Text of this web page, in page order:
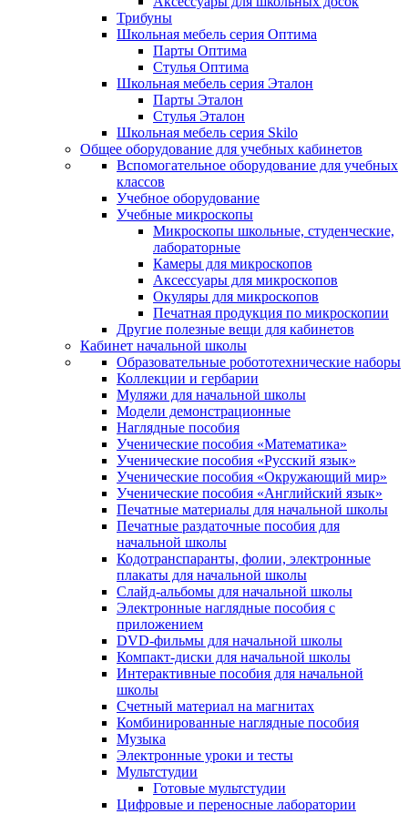
Трибуны
Школьная мебель серия Оптима
Парты Оптима
Стулья Оптима
Школьная мебель серия Эталон
Парты Эталон
Стулья Эталон
Школьная мебель серия Skilo
Общее оборудование для учебных кабинетов
Вспомогательное оборудование для учебных
классов
Учебное оборудование
Учебные микроскопы
Микроскопы школьные, студенческие,
лабораторные
Камеры для микроскопов
Аксессуары для микроскопов
Окуляры для микроскопов
Печатная продукция по микроскопии
Другие полезные вещи для кабинетов
Кабинет начальной школы
Образовательные робототехнические наборы
Коллекции и гербарии
Муляжи для начальной школы
Модели демонстрационные
Наглядные пособия
Ученические пособия «Математика»
Ученические пособия «Русский язык»
Ученические пособия «Окружающий мир»
Ученические пособия «Английский язык»
Печатные материалы для начальной школы
Печатные раздаточные пособия для
начальной школы
Кодотранспаранты, фолии, электронные
плакаты для начальной школы
Слайд-альбомы для начальной школы
Электронные наглядные пособия с
приложением
DVD-фильмы для начальной школы
Компакт-диски для начальной школы
Интерактивные пособия для начальной
школы
Счетный материал на магнитах
Комбинированные наглядные пособия
Музыка
Электронные уроки и тесты
Мультстудии
Готовые мультстудии
Цифровые и переносные лаборатории